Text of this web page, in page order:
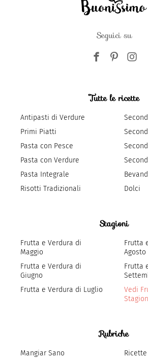
Seguici su
Tutte le ricette
Antipasti di Verdure
Primi Piatti
Pasta con Pesce
Pasta con Verdure
Pasta Integrale
Risotti Tradizionali
Dolci
Stagioni
Frutta e Verdura di
Maggio
Frutta e Verdura di
Giugno
Frutta e Verdura di Luglio
Frutta
Agosto
Frutta
Vedi
Rubriche
Mangiar Sano